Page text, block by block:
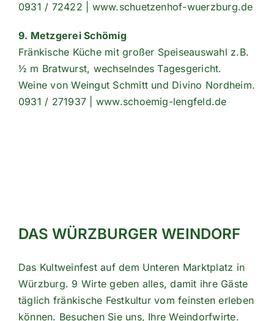
0931 / 72422 | www.schuetzenhof-wuerzburg.de
9. Metzgerei Schömig
Fränkische Küche mit großer Speiseauswahl z.B.
½ m Bratwurst, wechselndes Tagesgericht.
Weine von Weingut Schmitt und Divino Nordheim.
0931 / 271937 | www.schoemig-lengfeld.de
DAS WÜRZBURGER WEINDORF
Das Kultweinfest auf dem Unteren Marktplatz in
Würzburg. 9 Wirte geben alles, damit ihre Gäste
täglich fränkische Festkultur vom feinsten erleben
können. Besuchen Sie uns, Ihre Weindorfwirte.